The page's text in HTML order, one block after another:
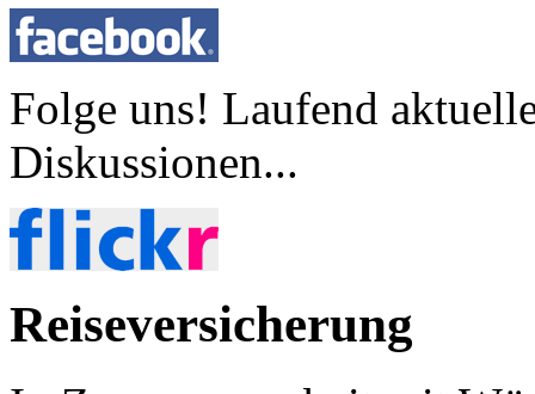
Folge uns! Laufend
Diskussionen...
Reiseversicherung